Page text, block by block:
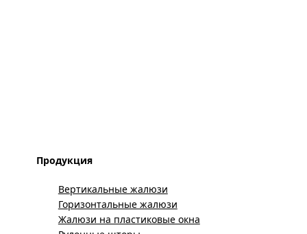
Продукция
Вертикальные жалюзи
Горизонтальные жалюзи
Жалюзи на пластиковые окна